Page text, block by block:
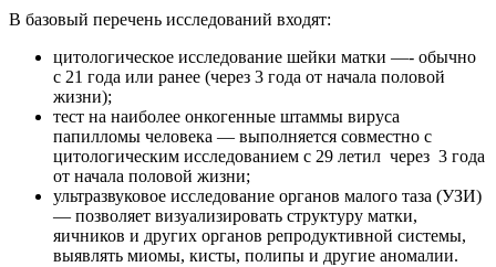
В базовый перечень исследований входят:
цитологическое исследование шейки матки —- обычно
с 21 года или ранее (через 3 года от начала половой
жизни);
тест на наиболее онкогенные штаммы вируса
папилломы человека — выполняется совместно с
цитологическим исследованием с 29 летил через 3 года
от начала половой жизни;
ультразвуковое исследование органов малого таза (УЗИ)
— позволяет визуализировать структуру матки,
яичников и других органов репродуктивной системы,
выявлять миомы, кисты, полипы и другие аномалии.